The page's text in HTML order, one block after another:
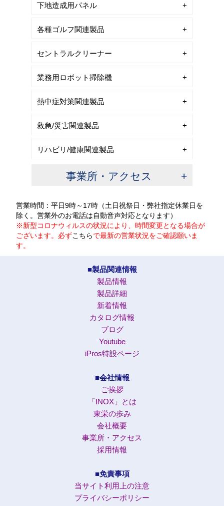
下地造成用パネル
各種ゴルフ関連製品
セントラルクリーナー
業務用ロボット掃除機
熱中症対策関連製品
救急/災害関連製品
リハビリ/健康関連製品
事業所・アクセス
営業時間：平日9時～17時（土日祝祭日・弊社指定休業日を
除く。営業外のお電話は自動音声対応となります）
※新型コロナウィルスの状況により、時間変更となる場合が
ございます。必ずこちら で最新の営業状況をご確認願いま
す。
■製品関連情報
製品情報
製品詳細
新着情報
カタログ情報
ブログ
Youtube
iPros特設ページ
■会社情報
ご挨拶
「INOX」とは
東栄の歩み
会社概要
事業所・アクセス
採用情報
■免責事項
当サイト利用上の注意
プライバシーポリシー